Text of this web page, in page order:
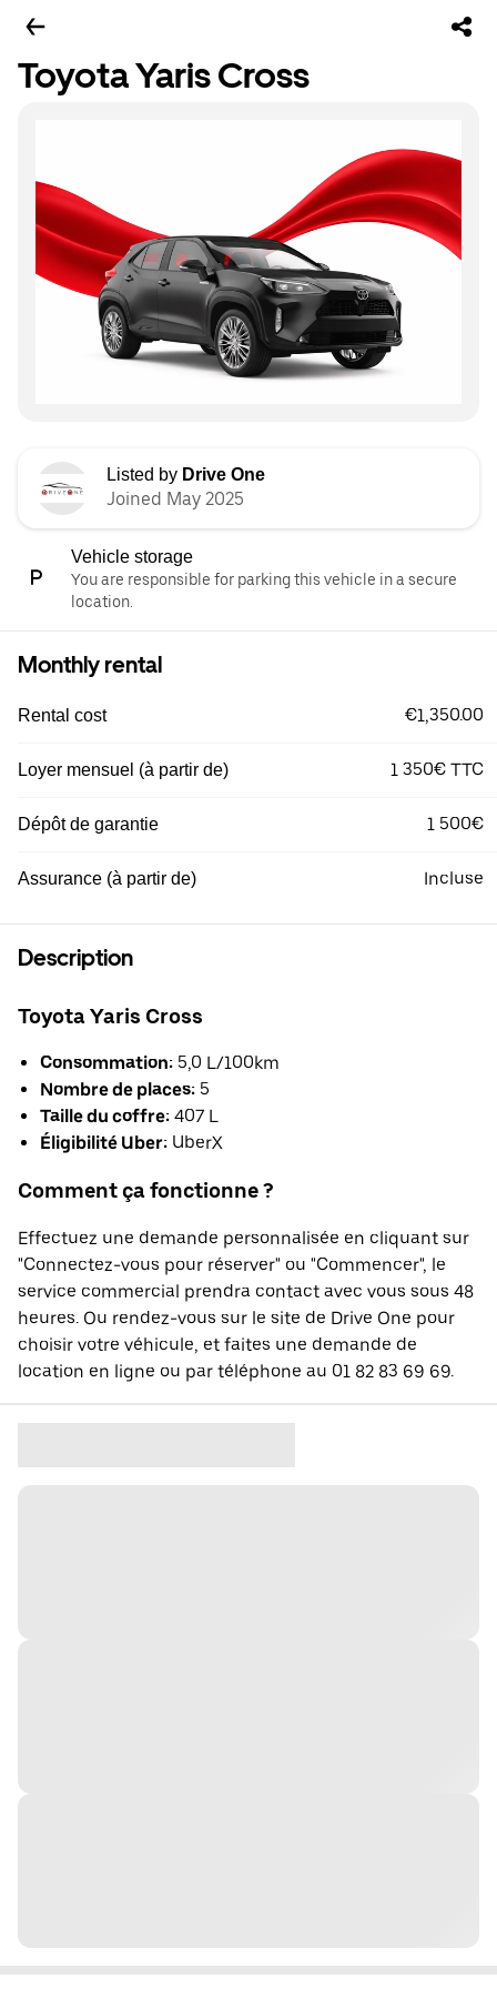
Toyota Yaris Cross
Listed by Drive One
Joined May 2025
Vehicle storage
You are responsible for parking this vehicle in a secure
location.
Monthly rental
Rental cost €1,350.00
Loyer mensuel (à partir de) 1 350€ TTC
Dépôt de garantie 1 500€
Assurance (à partir de) Incluse
Description
Toyota Yaris Cross
Consommation: 5,0 L/100km
Nombre de places: 5
Taille du coffre: 407 L
Éligibilité Uber: UberX
Comment ça fonctionne ?
Effectuez une demande personnalisée en cliquant sur
"Connectez-vous pour réserver" ou "Commencer", le
service commercial prendra contact avec vous sous 48
heures. Ou rendez-vous sur le site de Drive One pour
choisir votre véhicule, et faites une demande de
location en ligne ou par téléphone au 01 82 83 69 69.